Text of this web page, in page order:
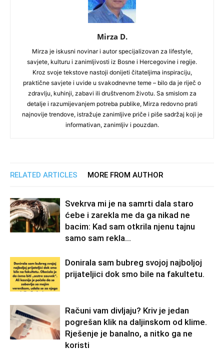
Mirza D.
Mirza je iskusni novinar i autor specijalizovan za lifestyle,
savjete, kulturu i zanimljivosti iz Bosne i Hercegovine i regije.
Kroz svoje tekstove nastoji donijeti čitateljima inspiraciju,
praktične savjete i uvide u svakodnevne teme – bilo da je riječ o
zdravlju, kuhinji, zabavi ili društvenom životu. Sa smislom za
detalje i razumijevanjem potreba publike, Mirza redovno prati
najnovije trendove, istražuje zanimljive priče i piše sadržaj koji je
informativan, zanimljiv i pouzdan.
RELATED ARTICLES MORE FROM AUTHOR
Svekrva mi je na samrti dala staro
ćebe i zarekla me da ga nikad ne
bacim: Kad sam otkrila njenu tajnu
samo sam rekla...
Donirala sam bubreg svojoj najboljoj
prijateljici dok smo bile na fakultetu.
Računi vam divljaju? Kriv je jedan
pogrešan klik na daljinskom od klime.
Rješenje je banalno, a nitko ga ne
koristi